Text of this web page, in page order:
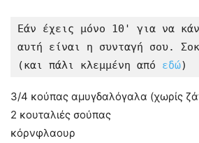
Εάν έχεις μόνο 10' για να
αυτή είναι η συνταγή σου.
(και πάλι κλεμμένη από εδώ)
3/4 κούπας αμυγδαλόγαλα (χωρίς
2 κουταλιές σούπας
κόρνφλαουρ